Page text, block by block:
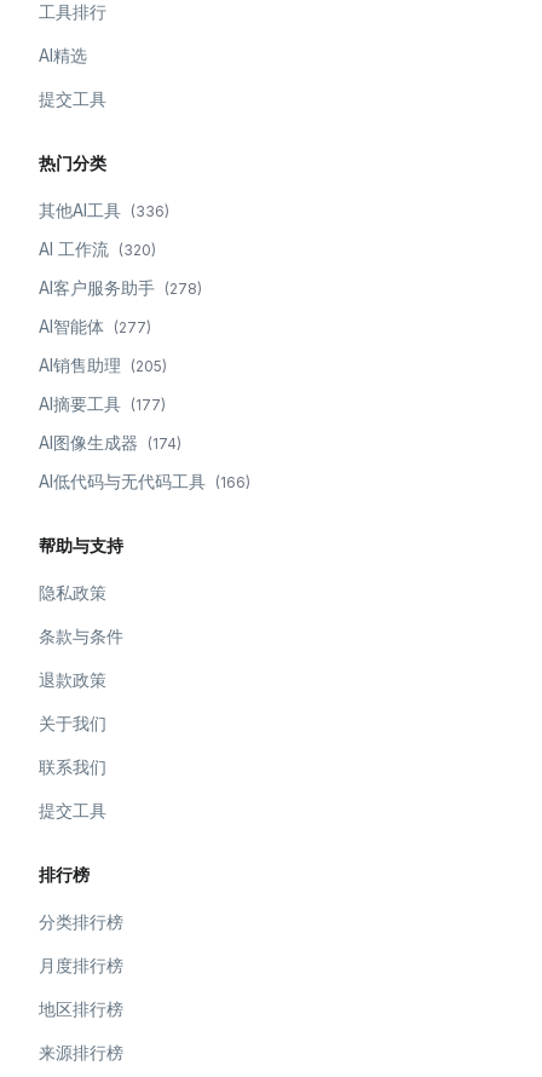
工具排行
AI精选
提交工具
热门分类
其他AI工具 (336)
AI 工作流 (320)
AI客户服务助手 (278)
AI智能体 (277)
AI销售助理 (205)
AI摘要工具 (177)
AI图像生成器 (174)
AI低代码与无代码工具 (166)
帮助与支持
隐私政策
条款与条件
退款政策
关于我们
联系我们
提交工具
排行榜
分类排行榜
月度排行榜
地区排行榜
来源排行榜